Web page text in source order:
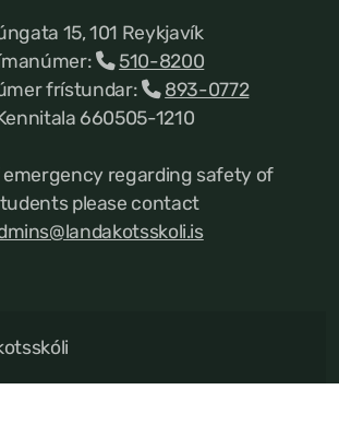
15, 101 Reykjavík
510-8200
frístundar:
893-0772
660505-1210
emergency regarding safety of
please contact